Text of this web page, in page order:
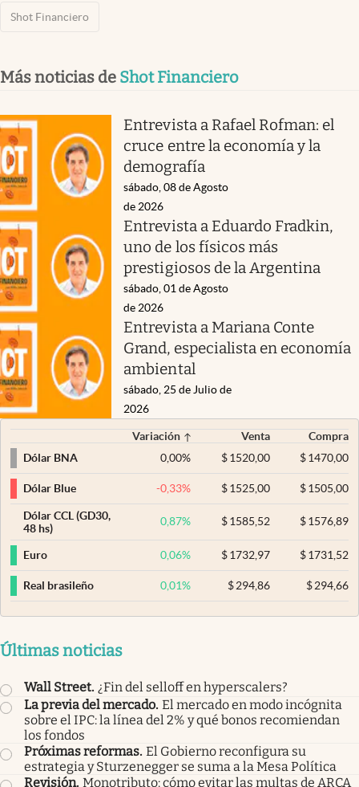
Shot Financiero
Más noticias de Shot Financiero
Entrevista a Rafael Rofman: el
cruce entre la economía y la
demografía
sábado, 08 de Agosto
de 2026
Entrevista a Eduardo Fradkin,
uno de los físicos más
prestigiosos de la Argentina
sábado, 01 de Agosto
de 2026
Entrevista a Mariana Conte
Grand, especialista en economía
ambiental
sábado, 25 de Julio de
2026
Variación Venta
Compra
Dólar BNA
0,00% $ 1520,00 $1470,00
Dólar Blue -0,33% $ 1525,00 $1505,00
Dólar CCL (GD30,
48 hs)
0,87% $ 1585,52 $1576,89
Euro 0,06% $ 1732,97 $1731,52
Real brasileño 0,01% $ 294,86 $294,66
Últimas noticias
Wall Street. ¿Fin del selloff en hyperscalers?
La previa del mercado. El mercado en modo incógnita
sobre el IPC: la línea del 2% y qué bonos recomiendan
los fondos
Próximas reformas. El Gobierno reconfigura su
estrategia y Sturzenegger se suma a la Mesa Política
Revisión. Monotributo: cómo evitar las multas de ARCA